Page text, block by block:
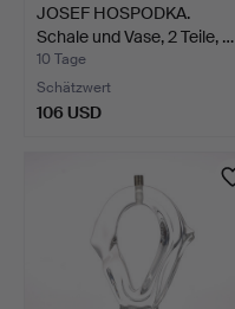
JOSEF HOSPODKA.
Schale und Vase, 2 Teile, …
10 Tage
Schätzwert
106 USD